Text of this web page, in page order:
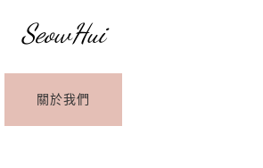
SeowHui
關於我們